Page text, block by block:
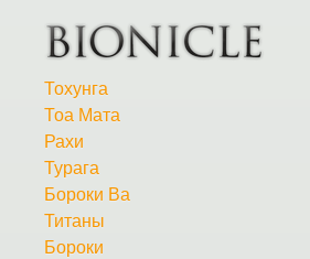
Тохунга
Тоа Мата
Рахи
Турага
Бороки Ва
Титаны
Бороки